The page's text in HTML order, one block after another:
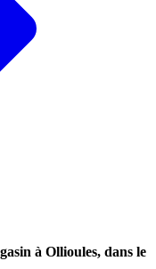
à Ollioules, dans le